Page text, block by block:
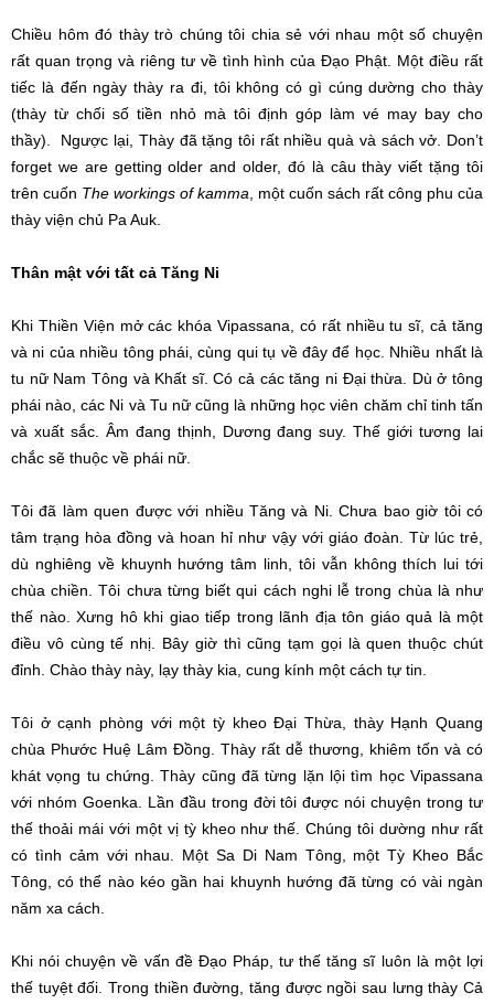
Chiều hôm đó thày trò chúng tôi chia sẻ với nhau một số chuyện
rất quan trọng và riêng tư về tình hình của Đạo Phật. Một điều rất
tiếc là đến ngày thày ra đi, tôi không có gì cúng dường cho thày
(thày từ chối số tiền nhỏ mà tôi định góp làm vé may bay cho
thầy). Ngược lại, Thày đã tặng tôi rất nhiều quà và sách vở. Don’t
forget we are getting older and older, đó là câu thày viết tặng tôi
trên cuốn The workings of kamma , một cuốn sách rất công phu của
thày viện chủ Pa Auk.
Thân mật với tất cả Tăng Ni
Khi Thiền Viện mở các khóa Vipassana, có rất nhiều tu sĩ, cả tăng
và ni của nhiều tông phái, cùng qui tụ về đây để học. Nhiều nhất là
tu nữ Nam Tông và Khất sĩ. Có cả các tăng ni Đại thừa. Dù ở tông
phái nào, các Ni và Tu nữ cũng là những học viên chăm chỉ tinh tấn
và xuất sắc. Âm đang thịnh, Dương đang suy. Thế giới tương lai
chắc sẽ thuộc về phái nữ.
Tôi đã làm quen được với nhiều Tăng và Ni. Chưa bao giờ tôi có
tâm trạng hòa đồng và hoan hỉ như vậy với giáo đoàn. Từ lúc trẻ,
dù nghiêng về khuynh hướng tâm linh, tôi vẫn không thích lui tới
chùa chiền. Tôi chưa từng biết qui cách nghi lễ trong chùa là như
thế nào. Xưng hô khi giao tiếp trong lãnh địa tôn giáo quả là một
điều vô cùng tế nhị. Bây giờ thì cũng tạm gọi là quen thuộc chút
đỉnh. Chào thày này, lạy thày kia, cung kính một cách tự tin.
Tôi ở cạnh phòng với một tỳ kheo Đại Thừa, thày Hạnh Quang
chùa Phước Huệ Lâm Đồng. Thày rất dễ thương, khiêm tốn và có
khát vọng tu chứng. Thày cũng đã từng lặn lội tìm học Vipassana
với nhóm Goenka. Lần đầu trong đời tôi được nói chuyện trong tư
thế thoải mái với một vị tỳ kheo như thế. Chúng tôi dường như rất
có tình cảm với nhau. Một Sa Di Nam Tông, một Tỳ Kheo Bắc
Tông, có thể nào kéo gần hai khuynh hướng đã từng có vài ngàn
năm xa cách.
Khi nói chuyện về vấn đề Đạo Pháp, tư thế tăng sĩ luôn là một lợi
thế tuyệt đối. Trong thiền đường, tăng được ngồi sau lưng thày Cả